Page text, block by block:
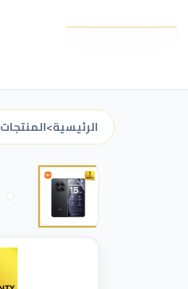
الرئيسية>المنتجات